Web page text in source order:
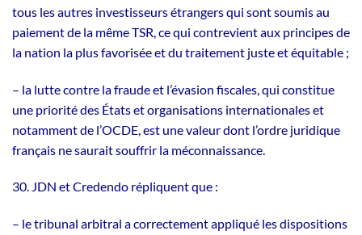
tous les autres investisseurs étrangers qui sont soumis au
paiement de la même TSR, ce qui contrevient aux principes de
la nation la plus favorisée et du traitement juste et équitable ;
– la lutte contre la fraude et l’évasion fiscales, qui constitue
une priorité des États et organisations internationales et
notamment de l’OCDE, est une valeur dont l’ordre juridique
français ne saurait souffrir la méconnaissance.
30. JDN et Credendo répliquent que :
– le tribunal arbitral a correctement appliqué les dispositions